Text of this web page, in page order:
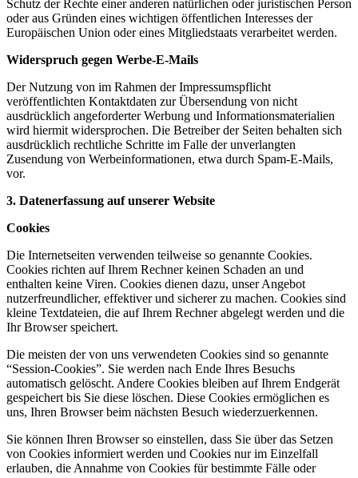
Schutz der Rechte einer anderen natürlichen oder juristischen Person
oder aus Gründen eines wichtigen öffentlichen Interesses der
Europäischen Union oder eines Mitgliedstaats verarbeitet werden.
Widerspruch gegen Werbe-E-Mails
Der Nutzung von im Rahmen der Impressumspflicht
veröffentlichten Kontaktdaten zur Übersendung von nicht
ausdrücklich angeforderter Werbung und Informationsmaterialien
wird hiermit widersprochen. Die Betreiber der Seiten behalten sich
ausdrücklich rechtliche Schritte im Falle der unverlangten
Zusendung von Werbeinformationen, etwa durch Spam-E-Mails,
vor.
3. Datenerfassung auf unserer Website
Cookies
Die Internetseiten verwenden teilweise so genannte Cookies.
Cookies richten auf Ihrem Rechner keinen Schaden an und
enthalten keine Viren. Cookies dienen dazu, unser Angebot
nutzerfreundlicher, effektiver und sicherer zu machen. Cookies sind
kleine Textdateien, die auf Ihrem Rechner abgelegt werden und die
Ihr Browser speichert.
Die meisten der von uns verwendeten Cookies sind so genannte
“Session-Cookies”. Sie werden nach Ende Ihres Besuchs
automatisch gelöscht. Andere Cookies bleiben auf Ihrem Endgerät
gespeichert bis Sie diese löschen. Diese Cookies ermöglichen es
uns, Ihren Browser beim nächsten Besuch wiederzuerkennen.
Sie können Ihren Browser so einstellen, dass Sie über das Setzen
von Cookies informiert werden und Cookies nur im Einzelfall
erlauben, die Annahme von Cookies für bestimmte Fälle oder